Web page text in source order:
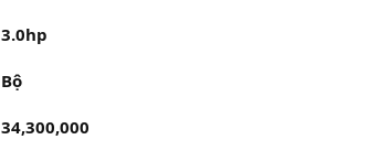
3.0hp
Bộ
34,300,000